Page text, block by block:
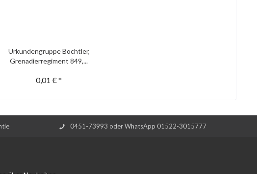
Urkundengruppe Bochtler,
Grenadierregiment 849,...
0,01 € *
0451-73993 oder WhatsApp 01522-3015777